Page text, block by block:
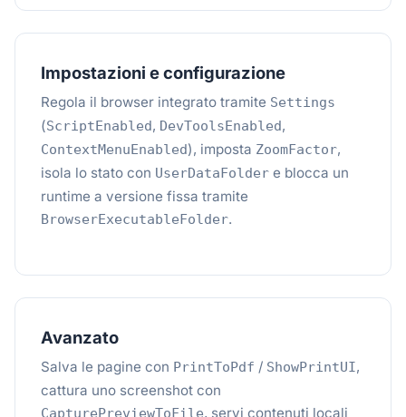
Impostazioni e configurazione
Regola il browser integrato tramite Settings
(ScriptEnabled, DevToolsEnabled,
ContextMenuEnabled), imposta ZoomFactor,
isola lo stato con UserDataFolder e blocca un
runtime a versione fissa tramite
BrowserExecutableFolder.
Avanzato
Salva le pagine con PrintToPdf / ShowPrintUI,
cattura uno screenshot con
CapturePreviewToFile, servi contenuti locali